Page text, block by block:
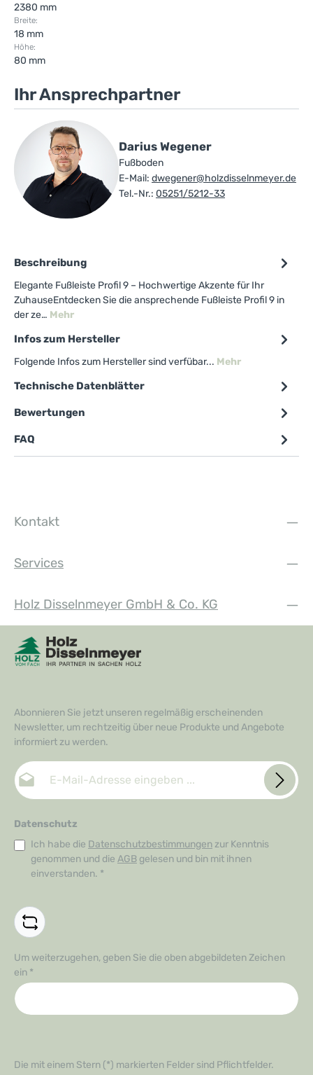
2380 mm
Breite:
18 mm
Höhe:
80 mm
Ihr Ansprechpartner
Darius Wegener
Fußboden
E-Mail: dwegener@holzdisselnmeyer.de
Tel.-Nr.: 05251/5212-33
Beschreibung
Elegante Fußleiste Profil 9 – Hochwertige Akzente für Ihr
ZuhauseEntdecken Sie die ansprechende Fußleiste Profil 9 in
der ze… Mehr
Infos zum Hersteller
Folgende Infos zum Hersteller sind verfübar... Mehr
Technische Datenblätter
Bewertungen
FAQ
Kontakt
Services
Holz Disselnmeyer GmbH & Co. KG
Abonnieren Sie jetzt unseren regelmäßig erscheinenden
Newsletter, um rechtzeitig über neue Produkte und Angebote
informiert zu werden.
E-Mail-Adresse*
Datenschutz
Ich habe die Datenschutzbestimmungen zur Kenntnis
genommen und die AGB gelesen und bin mit ihnen
einverstanden. *
Um weiterzugehen, geben Sie die oben abgebildeten Zeichen
ein *
Die mit einem Stern (*) markierten Felder sind Pflichtfelder.